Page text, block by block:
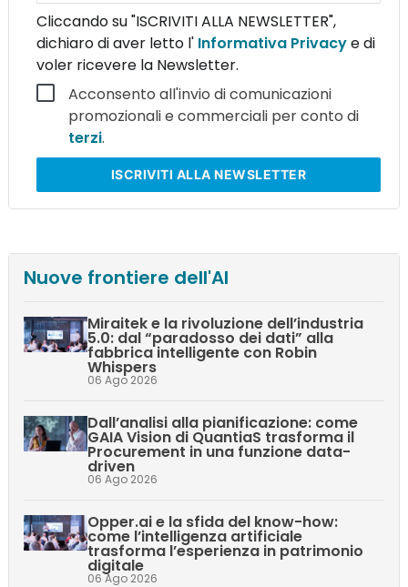
Cliccando su "ISCRIVITI ALLA NEWSLETTER",
dichiaro di aver letto l' Informativa Privacye di
voler ricevere la Newsletter.
Acconsento all'invio di comunicazioni
promozionali e commerciali per conto di
terzi.
ISCRIVITI ALLA NEWSLETTER
Nuove frontiere dell'AI
Miraitek e la rivoluzione dell’industria
5.0: dal “paradosso dei dati” alla
fabbrica intelligente con Robin
Whispers
06 Ago 2026
Dall’analisi alla pianificazione: come
GAIA Vision di QuantiaS trasforma il
Procurement in una funzione data-
driven
06 Ago 2026
Opper.ai e la sfida del know-how:
come l’intelligenza artificiale
trasforma l’esperienza in patrimonio
digitale
06 Ago 2026